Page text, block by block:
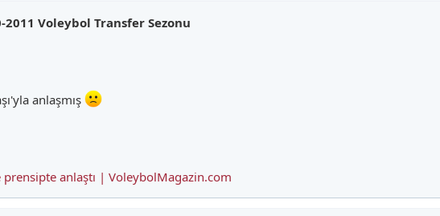
2011 Voleybol Transfer Sezonu
anlaşmış
prensipte anlaştı | VoleybolMagazin.com